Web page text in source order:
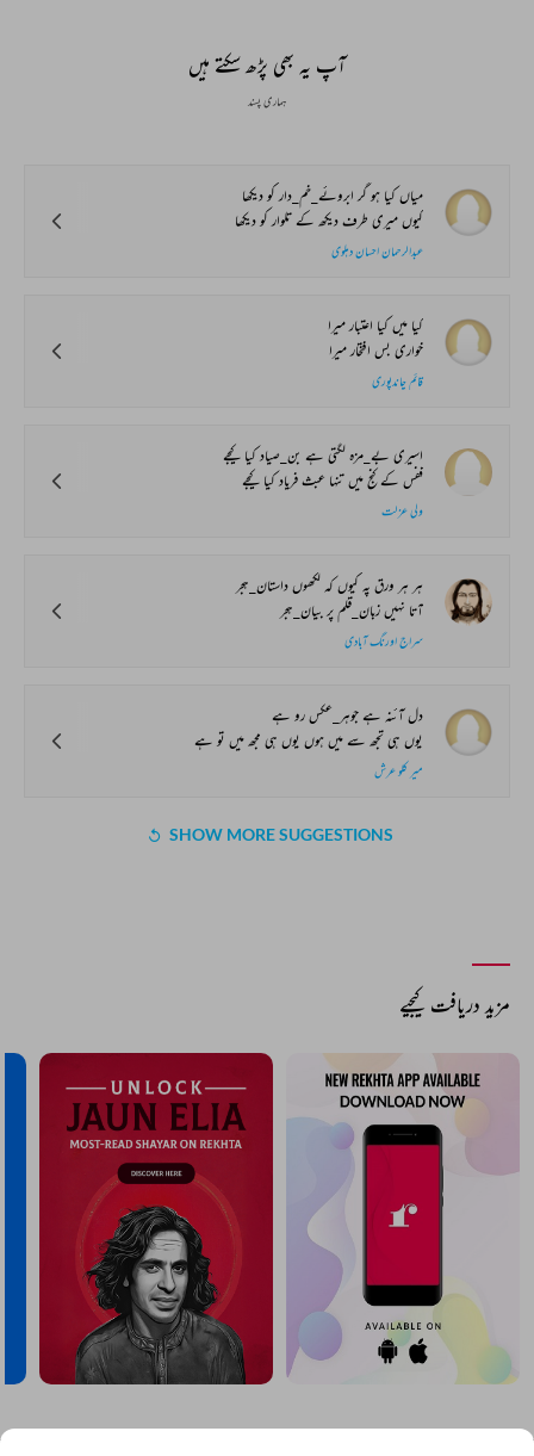
آپ یہ بھی پڑھ سکتے ہیں
ہماری پسند
میاں کیا ہو گر ابروئے_خم_دار کو دیکھا
کیوں میری طرف دیکھ کے تلوار کو دیکھا
عبدالرحمان احسان دہلوی
کیا میں کیا اعتبار میرا
خواری بس افتخار میرا
قائم چاندپوری
اسیری بے_مزہ لگتی ہے بن_صیاد کیا کیجے
قفس کے کنج میں تنہا عبث فریاد کیا کیجے
ولی عزلت
ہر ہر ورق پہ کیوں کہ لکھوں داستان_ہجر
آتا نہیں زبان_قلم پر بیان_ہجر
سراج اورنگ آبادی
دل آئنہ ہے جوہر_عکس رو ہے
یوں ہی تجھ سے میں ہوں یوں ہی مجھ میں تو ہے
میر کلو عرش
SHOW MORE SUGGESTIONS
Comment